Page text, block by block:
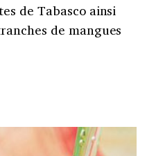
de Tabasco ainsi
de mangues